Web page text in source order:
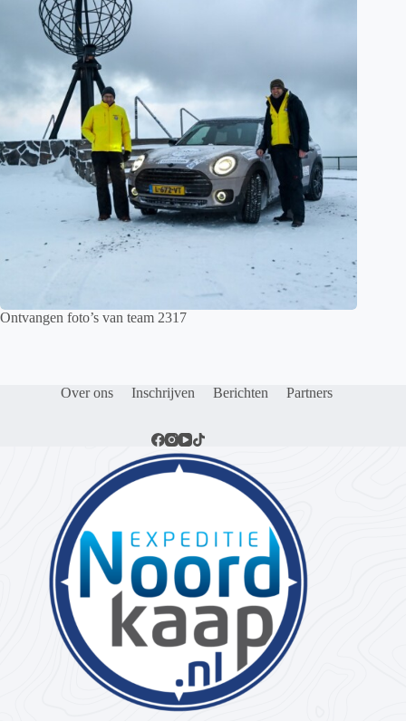
Ontvangen foto’s van team 2317
Over ons Inschrijven Berichten Partners